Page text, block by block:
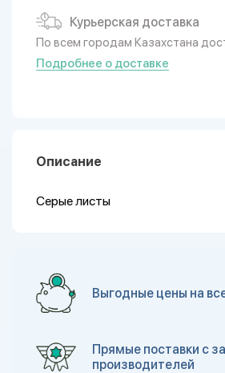
Курьерская доставка
По всем городам Казахстана
Подробнее о доставке
Описание
Серые листы
Выгодные цены на
Прямые поставки с
производителей